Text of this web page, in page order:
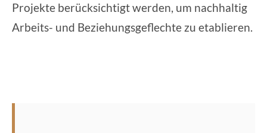
Projekte berücksichtigt werden, um nachhaltig
Arbeits- und Beziehungsgeflechte zu etablieren.